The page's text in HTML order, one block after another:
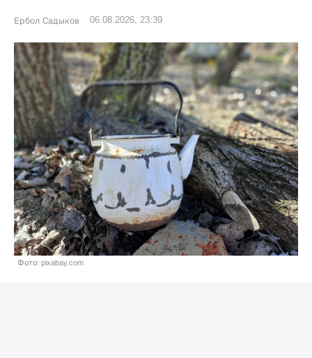
Ербол Садыков 06.08.2026, 23:39
Фото: pixabay.com